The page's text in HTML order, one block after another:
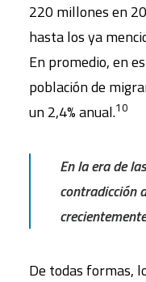
220 millones en
hasta los ya
En promedio, en
población de
un 2,4% anual.10
En la era de
contradicción
De todas formas,